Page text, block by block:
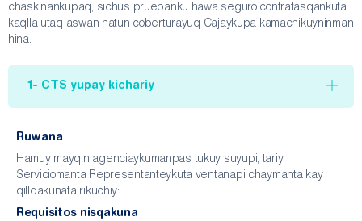
chaskinankupaq, sichus pruebanku hawa seguro contratasqankuta
kaqlla utaq aswan hatun coberturayuq Cajaykupa kamachikuyninman
hina.
1- CTS yupay kichariy
Ruwana
Hamuy mayqin agenciaykumanpas tukuy suyupi, tariy
Serviciomanta Representanteykuta ventanapi chaymanta kay
qillqakunata rikuchiy:
Requisitos nisqakuna